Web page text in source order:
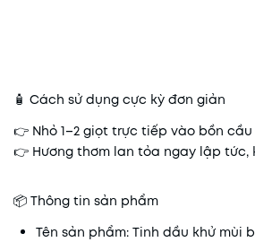
🧴 Cách sử dụng cực kỳ đơn giản
👉 Nhỏ 1–2 giọt trực tiếp vào bồn
👉 Hương thơm lan tỏa ngay lập tức,
📦 Thông tin sản phẩm
Tên sản phẩm: Tinh dầu khử mùi